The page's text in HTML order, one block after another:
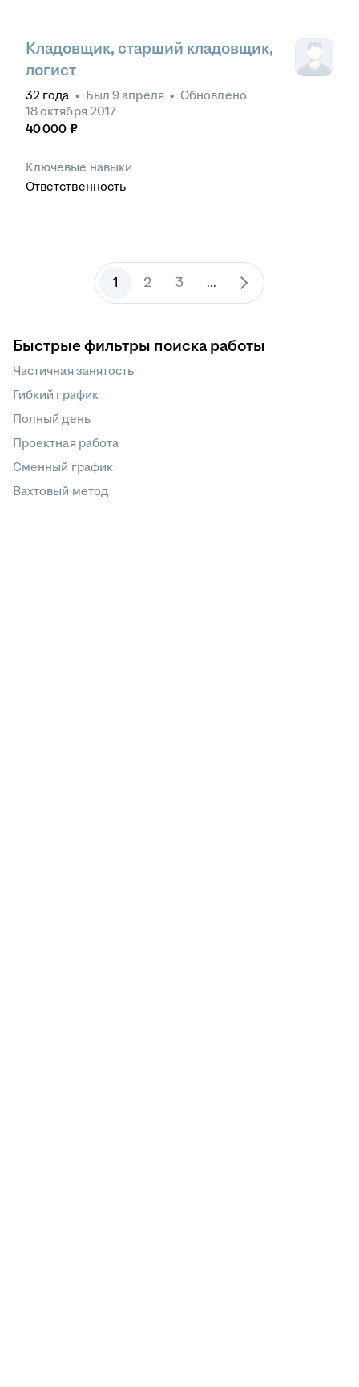
Кладовщик, старший кладовщик,
логист
32 года • Был 9 апреля • Обновлено
18 октября 2017
40 000 ₽
Ключевые навыки
Ответственность
1 2 3 ...
Быстрые фильтры поиска работы
Частичная занятость
Гибкий график
Полный день
Проектная работа
Сменный график
Вахтовый метод